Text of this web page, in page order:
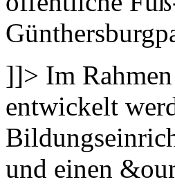
]]> Im
entwickelt
und einen